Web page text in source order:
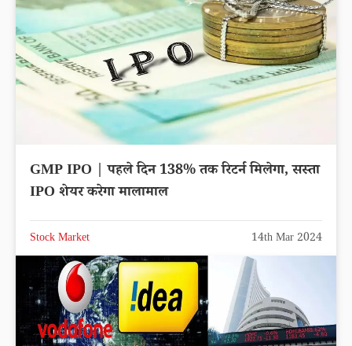
GMP IPO | पहले दिन 138% तक रिटर्न मिलेगा, सस्ता
IPO शेयर करेगा मालामाल
Stock Market 14th Mar 2024